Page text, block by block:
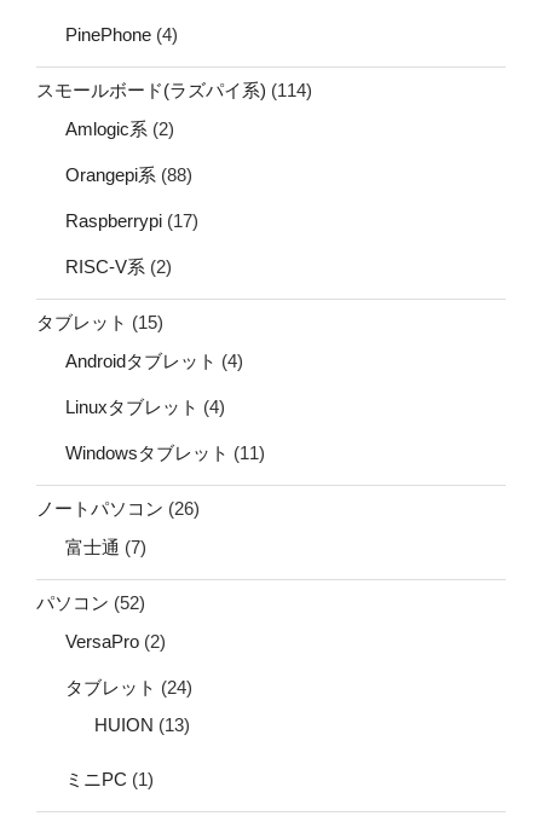
PinePhone (4)
スモールボード(ラズパイ系) (114)
Amlogic系 (2)
Orangepi系 (88)
Raspberrypi (17)
RISC-V系 (2)
タブレット (15)
Androidタブレット (4)
Linuxタブレット (4)
Windowsタブレット (11)
ノートパソコン (26)
富士通 (7)
パソコン (52)
VersaPro (2)
タブレット (24)
HUION (13)
ミニPC (1)